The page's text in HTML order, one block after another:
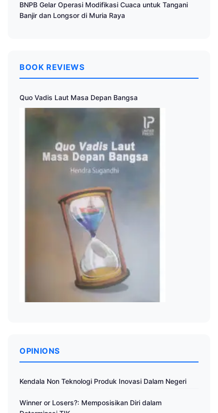
BNPB Gelar Operasi Modifikasi Cuaca untuk Tangani
Banjir dan Longsor di Muria Raya
BOOK REVIEWS
Quo Vadis Laut Masa Depan Bangsa
OPINIONS
Kendala Non Teknologi Produk Inovasi Dalam Negeri
Winner or Losers?: Memposisikan Diri dalam